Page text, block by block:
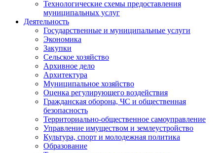
Технологические схемы предоставления
муниципальных услуг
Деятельность
Государственные и муниципальные услуги
Экономика
Закупки
Сельское хозяйство
Архивное дело
Архитектура
Муниципальное хозяйство
Оценка регулирующего воздействия
Гражданская оборона, ЧС и общественная
безопасность
Территориально-общественное самоуправление
Управление имуществом и землеустройство
Культура, спорт и молодежная политика
Образование